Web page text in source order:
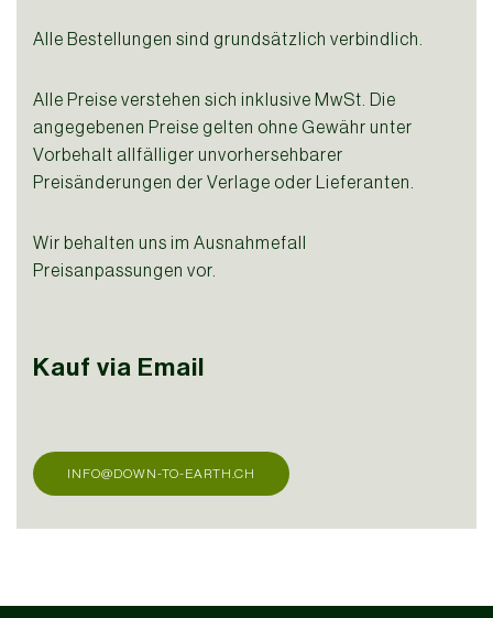
Alle Bestellungen sind grundsätzlich verbindlich.
Alle Preise verstehen sich inklusive MwSt. Die
angegebenen Preise gelten ohne Gewähr unter
Vorbehalt allfälliger unvorhersehbarer
Preisänderungen der Verlage oder Lieferanten.
Wir behalten uns im Ausnahmefall
Preisanpassungen vor.
Kauf via Email
INFO@DOWN-TO-EARTH.CH